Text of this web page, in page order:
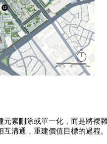
元素刪除或單一化，而是將複
互溝通，重建價值目標的過程